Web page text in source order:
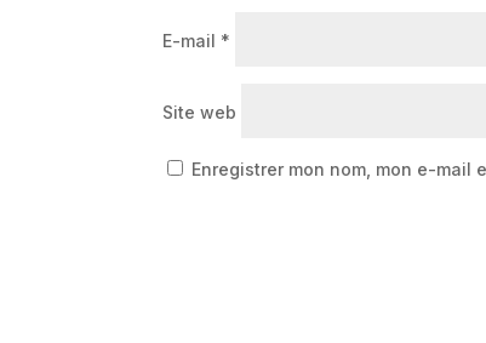
E-mail *
Site web
Enregistrer mon nom, mon e-mail